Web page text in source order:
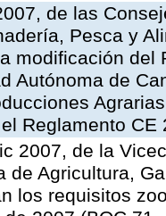
de las
Pesca y
modificación del
Autónoma de
Reglamento
2007, de la
de Agricultura,
los requisitos